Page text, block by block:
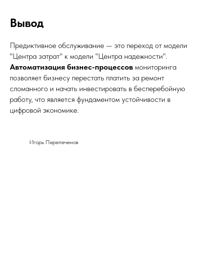
Вывод
Предиктивное обслуживание — это переход от модели
"Центра затрат" к модели "Центра надежности".
Автоматизация бизнес-процессов мониторинга
позволяет бизнесу перестать платить за ремонт
сломанного и начать инвестировать в бесперебойную
работу, что является фундаментом устойчивости в
цифровой экономике.
Игорь Перепеченов
Игорь Перепеченов © 2026Политика обработки персональных данных